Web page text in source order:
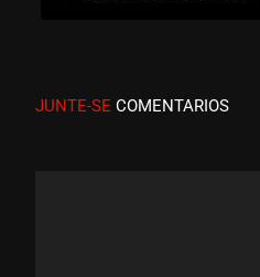
JUNTE-SE COMENTARIOS